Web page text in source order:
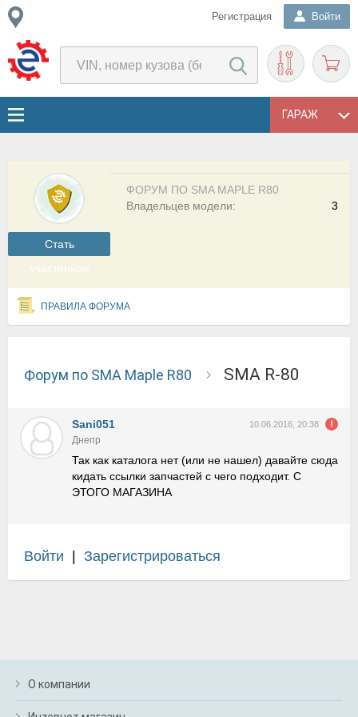
Регистрация Войти
ГАРАЖ
Cтать
участником
ФОРУМ ПО SMA MAPLE R80
3
Владельцев модели:
ПРАВИЛА ФОРУМА
Форум по SMA Maple R80 SMA R-80
Sani051 10.06.2016, 20:38
Днепр
Так как каталога нет (или не нашел) давайте сюда
кидать ссылки запчастей с чего подходит. С
ЭТОГО МАГАЗИНА
Войти Зарегистрироваться
О компании